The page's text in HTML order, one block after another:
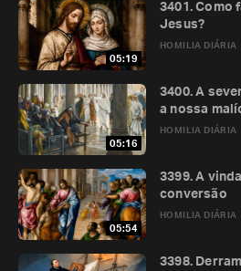
05:19
HOMILIA DIÁRIA
3401. Como
Jesus?
05:16
HOMILIA DIÁRIA
3400. A
a nossa
05:54
HOMILIA DIÁRIA
3399. A
conversão
3398.